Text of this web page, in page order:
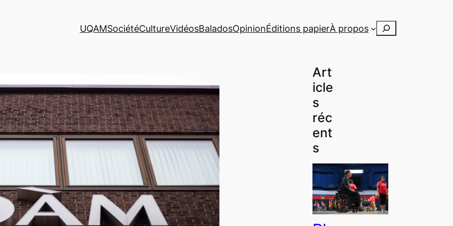
UQAMSociétéCultureVidéosBaladosOpinionÉditions papierÀ propos Rechercher
Art
icle
s
réc
ent
s